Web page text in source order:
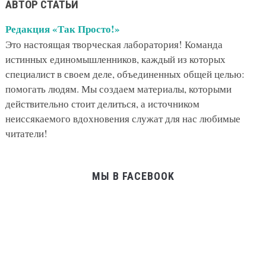
АВТОР СТАТЬИ
Редакция «Так Просто!»
Это настоящая творческая лаборатория! Команда
истинных единомышленников, каждый из которых
специалист в своем деле, объединенных общей целью:
помогать людям. Мы создаем материалы, которыми
действительно стоит делиться, а источником
неиссякаемого вдохновения служат для нас любимые
читатели!
МЫ В FACEBOOK